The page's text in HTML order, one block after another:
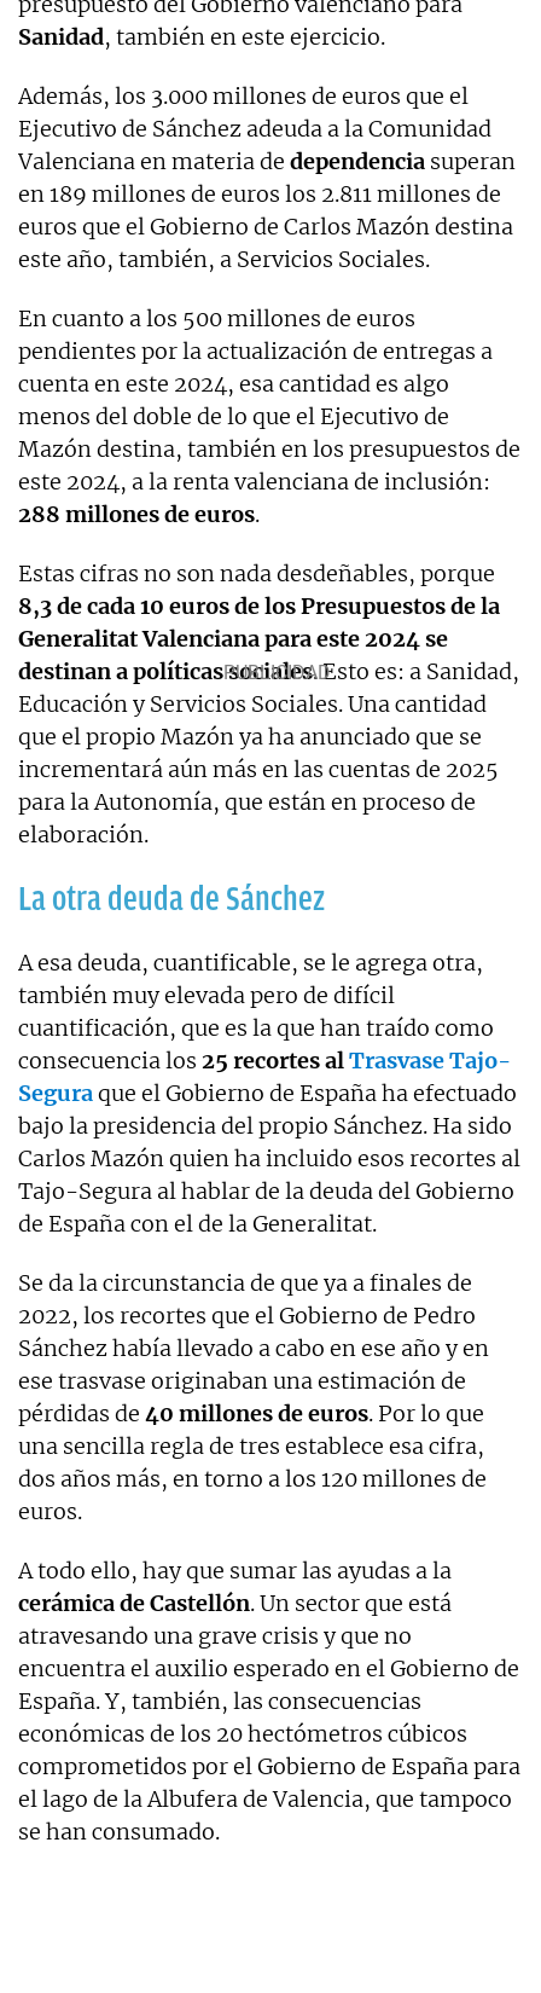
Sanidad, también en este ejercicio.
Además, los 3.000 millones de euros que el
Ejecutivo de Sánchez adeuda a la Comunidad
Valenciana en materia de dependencia superan
en 189 millones de euros los 2.811 millones de
euros que el Gobierno de Carlos Mazón destina
este año, también, a Servicios Sociales.
En cuanto a los 500 millones de euros
pendientes por la actualización de entregas a
cuenta en este 2024, esa cantidad es algo
menos del doble de lo que el Ejecutivo de
Mazón destina, también en los presupuestos de
este 2024, a la renta valenciana de inclusión:
288 millones de euros.
Estas cifras no son nada desdeñables, porque
8,3 de cada 10 euros de los Presupuestos de la
Generalitat Valenciana para este 2024 se
destinan a políticas sociales. Esto es: a Sanidad,
Educación y Servicios Sociales. Una cantidad
que el propio Mazón ya ha anunciado que se
incrementará aún más en las cuentas de 2025
para la Autonomía, que están en proceso de
elaboración.
La otra deuda de Sánchez
A esa deuda, cuantificable, se le agrega otra,
también muy elevada pero de difícil
cuantificación, que es la que han traído como
consecuencia los 25 recortes alTrasvase Tajo-
Seguraque el Gobierno de España ha efectuado
bajo la presidencia del propio Sánchez. Ha sido
Carlos Mazón quien ha incluido esos recortes al
Tajo-Segura al hablar de la deuda del Gobierno
de España con el de la Generalitat.
Se da la circunstancia de que ya a finales de
2022, los recortes que el Gobierno de Pedro
Sánchez había llevado a cabo en ese año y en
ese trasvase originaban una estimación de
pérdidas de 40 millones de euros. Por lo que
una sencilla regla de tres establece esa cifra,
dos años más, en torno a los 120 millones de
euros.
A todo ello, hay que sumar las ayudas a la
cerámica de Castellón. Un sector que está
atravesando una grave crisis y que no
encuentra el auxilio esperado en el Gobierno de
España. Y, también, las consecuencias
económicas de los 20 hectómetros cúbicos
comprometidos por el Gobierno de España para
el lago de la Albufera de Valencia, que tampoco
se han consumado.